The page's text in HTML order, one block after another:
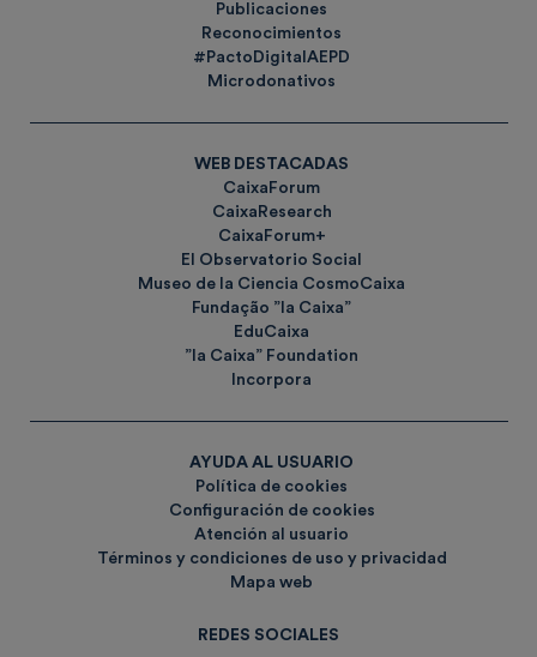
Publicaciones
Reconocimientos
#PactoDigitalAEPD
Microdonativos
WEB DESTACADAS
CaixaForum
CaixaResearch
CaixaForum+
El Observatorio Social
Museo de la Ciencia CosmoCaixa
Fundação ”la Caixa”
EduCaixa
”la Caixa” Foundation
Incorpora
AYUDA AL USUARIO
Política de cookies
Configuración de cookies
Atención al usuario
Términos y condiciones de uso y privacidad
Mapa web
REDES SOCIALES